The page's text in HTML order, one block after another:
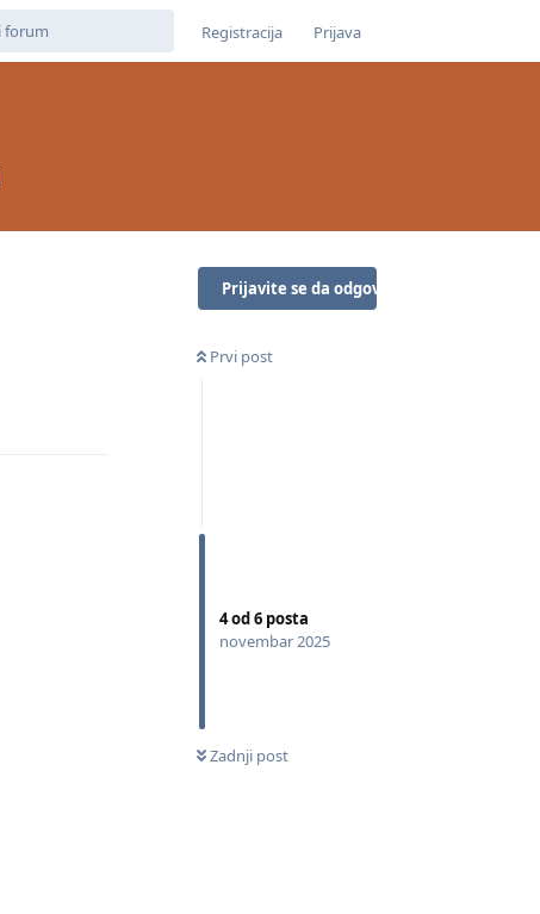
Registracija Prijava
Prijavite se da odgovorite
Prvi post
4od 6 posta
novembar 2025
Zadnji post